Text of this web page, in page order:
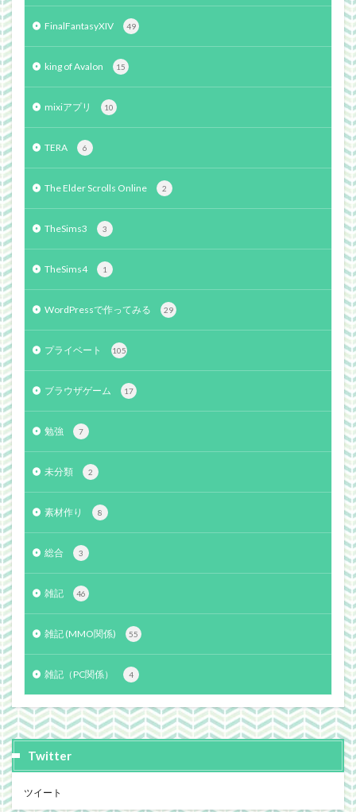
FinalFantasyXIV 49
king of Avalon 15
mixiアプリ 10
TERA 6
The Elder Scrolls Online 2
TheSims3 3
TheSims4 1
WordPressで作ってみる 29
プライベート 105
ブラウザゲーム 17
勉強 7
未分類 2
素材作り 8
総合 3
雑記 46
雑記 (MMO関係) 55
雑記（PC関係） 4
Twitter
ツイート